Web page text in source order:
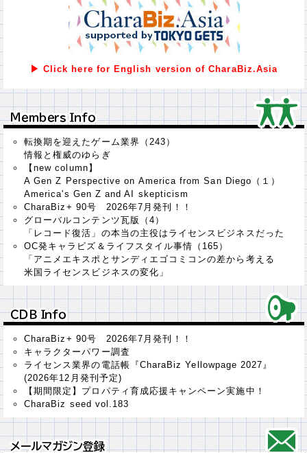
▶ Click here for English version of CharaBiz.Asia
Ｍｅｍｂｅｒｓ Ｉｎｆｏ
Ｍｅｍｂｅｒｓ Ｉｎｆｏ
転換期を迎えたゲーム業界（243）
情報と権威のゆらぎ
【new column】
A Gen Z Perspective on America from San Diego（１）
America's Gen Z and AI skepticism
CharaBiz+ 90号 2026年7月発刊！！
グローバルコンテンツ瓦版（4）
「レコード復活」の本当の主役はライセンスビジネスだった
OC発キャラビズ＆ライフスタイル事情（165）
「アニメエキスポとサンディエゴコミコンの差から考える
米国ライセンスビジネスの変化」
ＣＤＢ Ｉｎｆｏ
ＣＤＢ Ｉｎｆｏ
CharaBiz+ 90号 2026年7月発刊！！
キャラクターパワー調査
ライセンス業界の電話帳『CharaBiz Yellowpage 2027』
(2026年12月発刊予定)
【期間限定】プロパティ育成応援キャンペーン実施中！
CharaBiz seed vol.183
メールマガジン登録
メールマガジン登録